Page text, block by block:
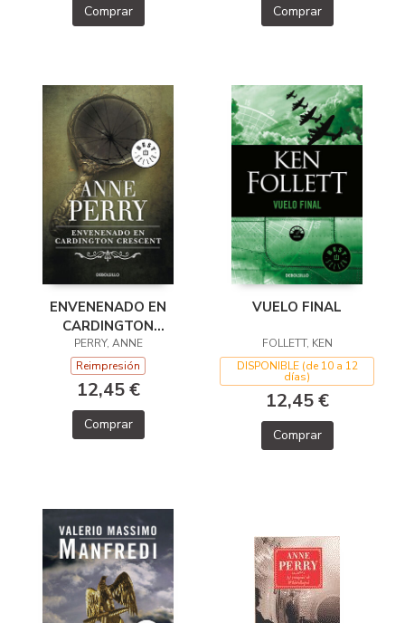
Comprar Comprar
ENVENENADO EN
CARDINGTON
CRESCENT
(INSPECTOR THOMAS
PITT 8)
PERRY, ANNE
Reimpresión
12,45 €
Comprar
VUELO FINAL
FOLLETT, KEN
DISPONIBLE (de 10 a 12
días)
12,45 €
Comprar